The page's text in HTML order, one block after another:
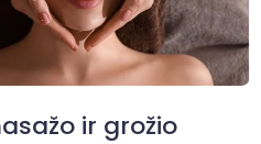
ir grožio